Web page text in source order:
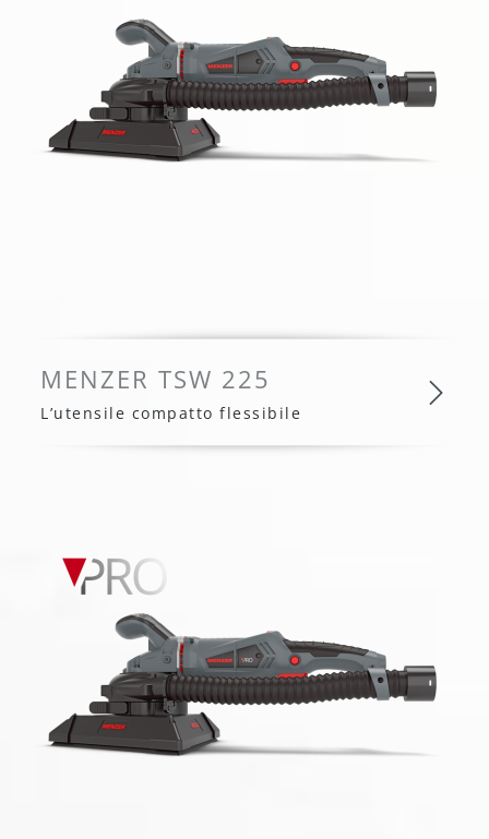
MENZER TSW 225
L’utensile compatto flessibile